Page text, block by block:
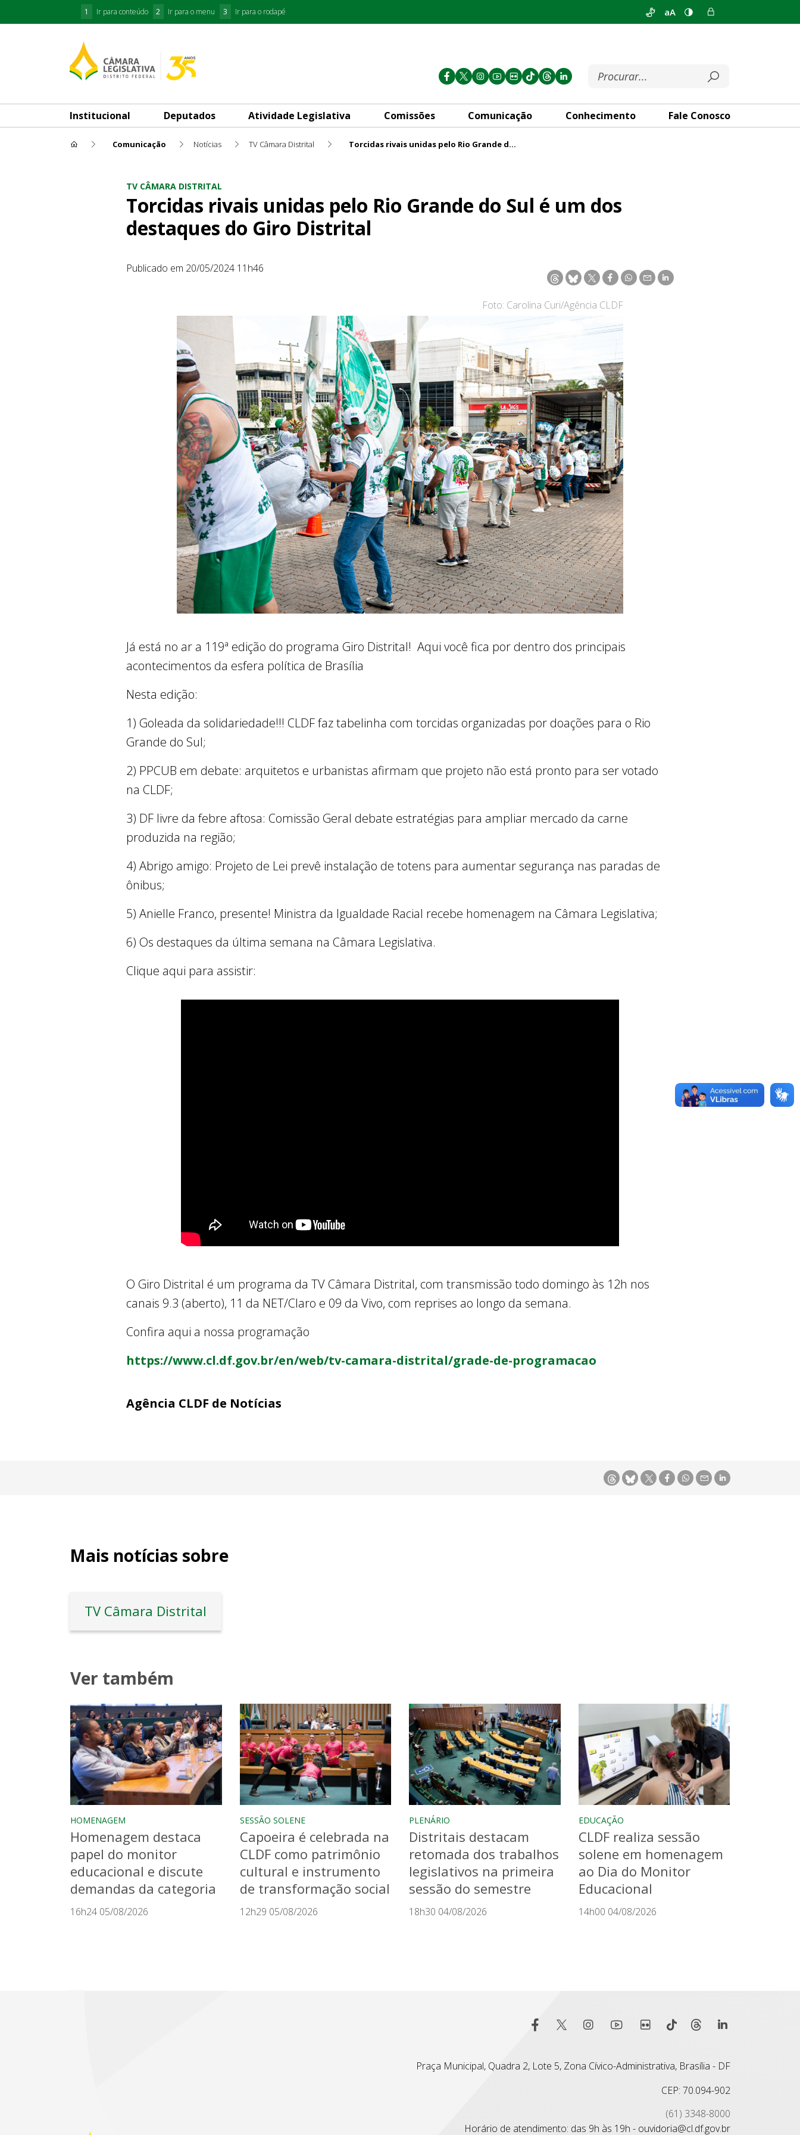
1 Ir para conteúdo 2 Ir para o menu 3 Ir para o rodapé aA
Institucional Deputados Atividade Legislativa Comissões Comunicação Conhecimento Fale Conosco
Comunicação Notícias TV Câmara Distrital Torcidas rivais unidas pelo Rio Grande do Sul é um dos destaques do Giro Distrital
TV CÂMARA DISTRITAL
Torcidas rivais unidas pelo Rio Grande do Sul é um dos
destaques do Giro Distrital
Publicado em 20/05/2024 11h46
Foto: Carolina Curi/Agência CLDF
Já está no ar a 119ª edição do programa Giro Distrital! Aqui você fica por dentro dos principais
acontecimentos da esfera política de Brasília
Nesta edição:
1) Goleada da solidariedade!!! CLDF faz tabelinha com torcidas organizadas por doações para o Rio
Grande do Sul;
2) PPCUB em debate: arquitetos e urbanistas afirmam que projeto não está pronto para ser votado
na CLDF;
3) DF livre da febre aftosa: Comissão Geral debate estratégias para ampliar mercado da carne
produzida na região;
4) Abrigo amigo: Projeto de Lei prevê instalação de totens para aumentar segurança nas paradas de
ônibus;
5) Anielle Franco, presente! Ministra da Igualdade Racial recebe homenagem na Câmara Legislativa;
6) Os destaques da última semana na Câmara Legislativa.
Clique aqui para assistir:
O Giro Distrital é um programa da TV Câmara Distrital, com transmissão todo domingo às 12h nos
canais 9.3 (aberto), 11 da NET/Claro e 09 da Vivo, com reprises ao longo da semana.
Confira aqui a nossa programação
https://www.cl.df.gov.br/en/web/tv-camara-distrital/grade-de-programacao
Agência CLDF de Notícias
Mais notícias sobre
TV Câmara Distrital
Ver também
HOMENAGEM
Homenagem destaca
papel do monitor
educacional e discute
demandas da categoria
16h24 05/08/2026
SESSÃO SOLENE
Capoeira é celebrada na
CLDF como patrimônio
cultural e instrumento
de transformação social
12h29 05/08/2026
PLENÁRIO
Distritais destacam
retomada dos trabalhos
legislativos na primeira
sessão do semestre
18h30 04/08/2026
EDUCAÇÃO
CLDF realiza sessão
solene em homenagem
ao Dia do Monitor
Educacional
14h00 04/08/2026
Praça Municipal, Quadra 2, Lote 5, Zona Cívico-Administrativa, Brasília - DF
CEP: 70.094-902
(61) 3348-8000
Horário de atendimento: das 9h às 19h - ouvidoria@cl.df.gov.br